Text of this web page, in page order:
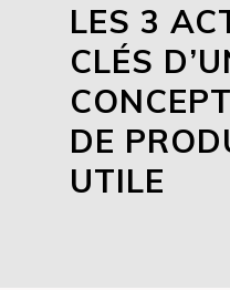
LES 3
CLÉS
DE
UTILE